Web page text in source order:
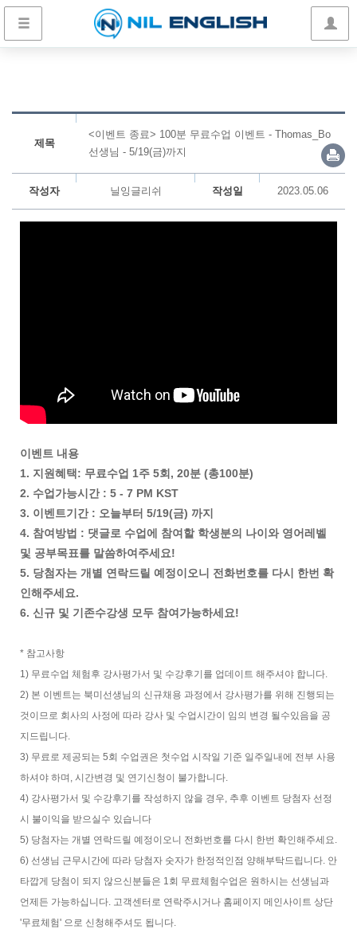
제목
<이벤트 종료> 100분 무료수업 이벤트 - Thomas_Bo
선생님 - 5/19(금)까지
작성자 닐잉글리쉬 작성일 2023.05.06
이벤트 내용
1. 지원혜택: 무료수업 1주 5회, 20분 (총100분)
2. 수업가능시간 : 5 - 7 PM KST
3. 이벤트기간 : 오늘부터 5/19(금) 까지
4. 참여방법 : 댓글로 수업에 참여할 학생분의 나이와 영어레벨
및 공부목표를 말씀하여주세요!
5. 당첨자는 개별 연락드릴 예정이오니 전화번호를 다시 한번 확
인해주세요.
6. 신규 및 기존수강생 모두 참여가능하세요!
* 참고사항
1) 무료수업 체험후 강사평가서 및 수강후기를 업데이트 해주셔야 합니다.
2) 본 이벤트는 북미선생님의 신규채용 과정에서 강사평가를 위해 진행되는
것이므로 회사의 사정에 따라 강사 및 수업시간이 임의 변경 될수있음을 공
지드립니다.
3) 무료로 제공되는 5회 수업권은 첫수업 시작일 기준 일주일내에 전부 사용
하셔야 하며, 시간변경 및 연기신청이 불가합니다.
4) 강사평가서 및 수강후기를 작성하지 않을 경우, 추후 이벤트 당첨자 선정
시 불이익을 받으실수 있습니다
5) 당첨자는 개별 연락드릴 예정이오니 전화번호를 다시 한번 확인해주세요.
6) 선생님 근무시간에 따라 당첨자 숫자가 한정적인점 양해부탁드립니다. 안
타깝게 당첨이 되지 않으신분들은 1회 무료체험수업은 원하시는 선생님과
언제든 가능하십니다. 고객센터로 연락주시거나 홈페이지 메인사이트 상단
'무료체험' 으로 신청해주셔도 됩니다.